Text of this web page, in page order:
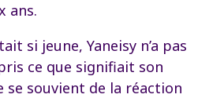
ans.
si jeune, Yaneisy n’a pas
ce que signifiait son
se souvient de la réaction